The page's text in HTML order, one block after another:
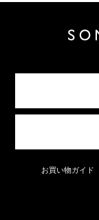
お買い物ガイド